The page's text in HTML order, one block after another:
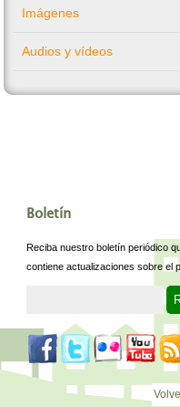
Imágenes
Audios y vídeos
Boletín
Reciba nuestro boletín periódico
contiene actualizaciones sobre el